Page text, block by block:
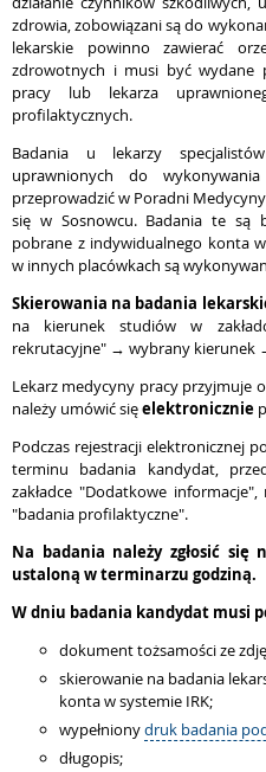
zdrowia, zobowiązani są do
lekarskie powinno zawierać
zdrowotnych i musi być wydane
pracy lub lekarza
profilaktycznych.
Badania u lekarzy
uprawnionych do
przeprowadzić w Poradni
się w Sosnowcu. Badania te są
pobrane z indywidualnego konta
w innych placówkach są
Skierowania na badania
na kierunek studiów w
rekrutacyjne" → wybrany kierunek
Lekarz medycyny pracy przyjmuje
należy umówić sięelektronicznie
Podczas rejestracji elektronicznej
terminu badania kandydat,
zakładce "Dodatkowe
"badania profilaktyczne".
Na badania należy zgłosić
ustaloną w terminarzu godziną.
W dniu badania kandydat musi
dokument tożsamości ze
skierowanie na badania
konta w systemie IRK;
wypełnionydruk badania
długopis;